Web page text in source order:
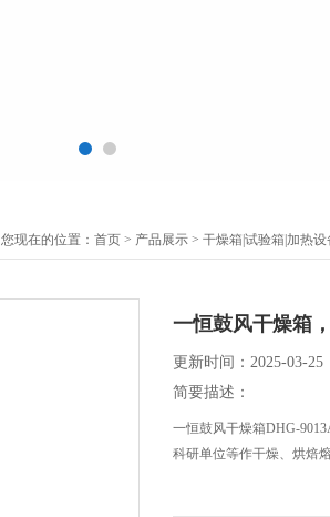
您现在的位置： 首页 > 产品展示 > 干燥箱|试验箱|加热设
一恒鼓风干燥箱
更新时间：2025-03-25
简要描述：
一恒鼓风干燥箱DHG-
科研单位等作干燥、烘焙